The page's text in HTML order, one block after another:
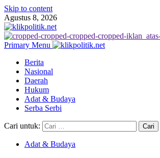
Skip to content
Agustus 8, 2026
Primary Menu
Berita
Nasional
Daerah
Hukum
Adat & Budaya
Serba Serbi
Cari untuk:
Adat & Budaya